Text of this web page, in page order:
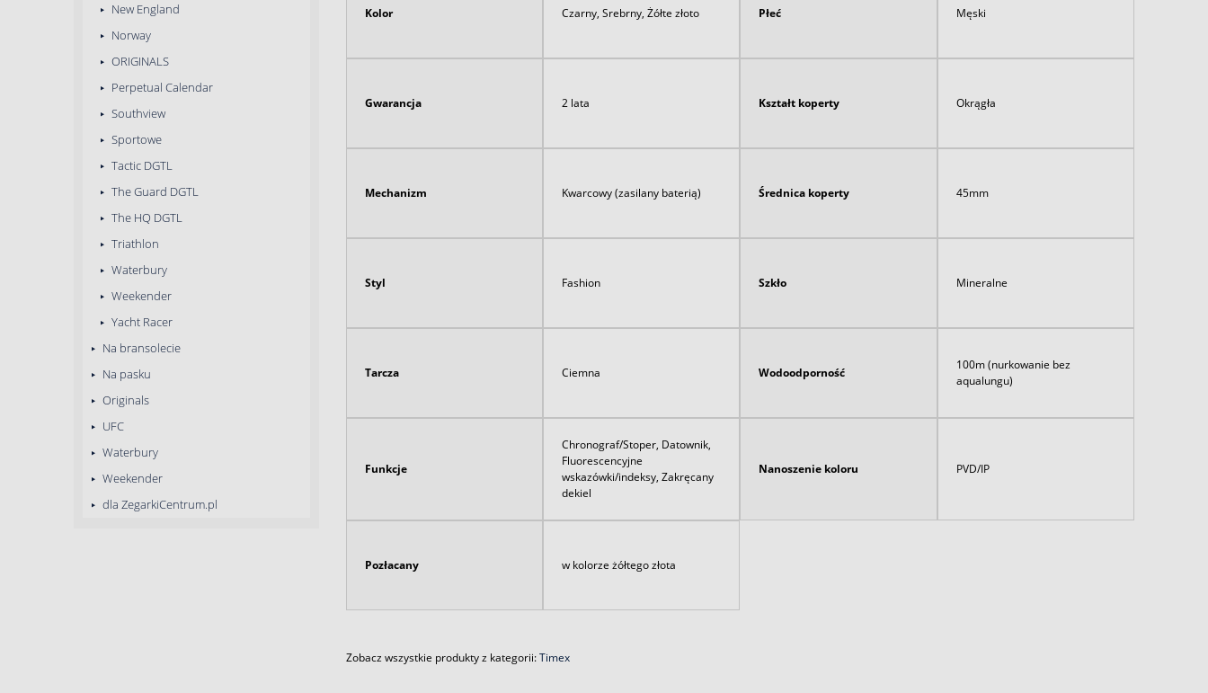
New England
Norway
ORIGINALS
Perpetual Calendar
Southview
Sportowe
Tactic DGTL
The Guard DGTL
The HQ DGTL
Triathlon
Waterbury
Weekender
Yacht Racer
Na bransolecie
Na pasku
Originals
UFC
Waterbury
Weekender
dla ZegarkiCentrum.pl
Kolor Czarny, Srebrny, Żółte złoto Płeć Męski
Gwarancja 2 lata Kształt koperty Okrągła
Mechanizm Kwarcowy (zasilany baterią) Średnica koperty 45mm
Styl Fashion Szkło Mineralne
Tarcza Ciemna Wodoodporność
100m (nurkowanie bez
aqualungu)
Funkcje
Chronograf/Stoper, Datownik,
Fluorescencyjne
wskazówki/indeksy, Zakręcany
dekiel
Nanoszenie koloru PVD/IP
Pozłacany w kolorze żółtego złota
Zobacz wszystkie produkty z kategorii:Timex